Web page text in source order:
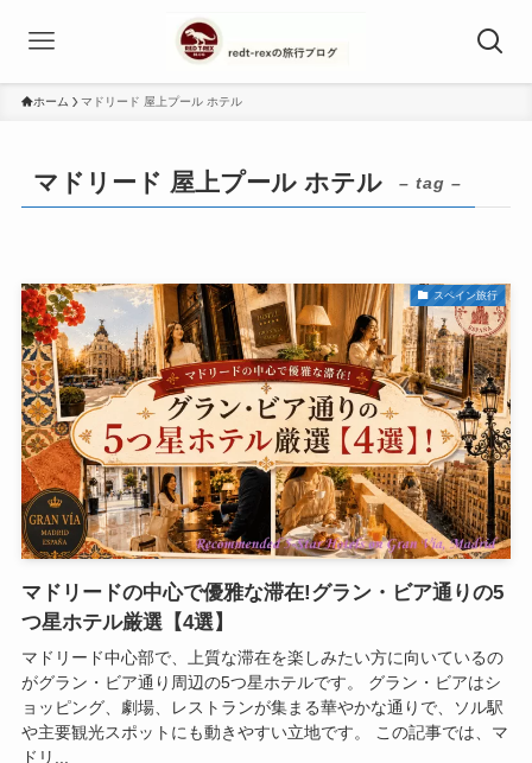
ホーム マドリード 屋上プール ホテル
マドリード 屋上プール ホテル – tag –
スペイン旅行
マドリードの中心で優雅な滞在!グラン・ビア通りの5
つ星ホテル厳選【4選】
マドリード中心部で、上質な滞在を楽しみたい方に向いているの
がグラン・ビア通り周辺の5つ星ホテルです。 グラン・ビアはシ
ョッピング、劇場、レストランが集まる華やかな通りで、ソル駅
や主要観光スポットにも動きやすい立地です。 この記事では、マ
ドリ...